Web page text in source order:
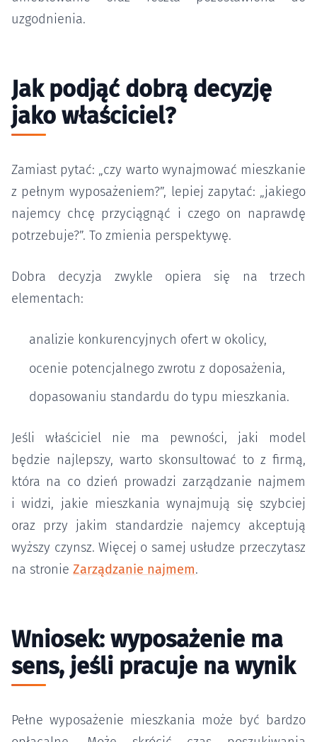
uzgodnienia.
Jak podjąć dobrą decyzję
jako właściciel?
Zamiast pytać: „czy warto wynajmować mieszkanie
z pełnym wyposażeniem?”, lepiej zapytać: „jakiego
najemcy chcę przyciągnąć i czego on naprawdę
potrzebuje?”. To zmienia perspektywę.
Dobra decyzja zwykle opiera się na trzech
elementach:
analizie konkurencyjnych ofert w okolicy,
ocenie potencjalnego zwrotu z doposażenia,
dopasowaniu standardu do typu mieszkania.
Jeśli właściciel nie ma pewności, jaki model
będzie najlepszy, warto skonsultować to z firmą,
która na co dzień prowadzi zarządzanie najmem
i widzi, jakie mieszkania wynajmują się szybciej
oraz przy jakim standardzie najemcy akceptują
wyższy czynsz. Więcej o samej usłudze przeczytasz
na stronieZarządzanie najmem.
Wniosek: wyposażenie ma
sens, jeśli pracuje na wynik
Pełne wyposażenie mieszkania może być bardzo